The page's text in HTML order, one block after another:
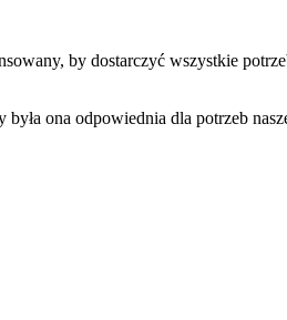
by dostarczyć wszystkie
ona odpowiednia dla potrzeb